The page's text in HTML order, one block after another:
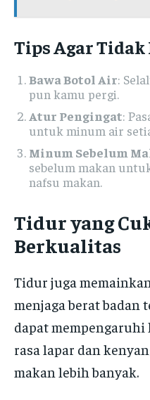
Tips Agar
Bawa Botol Air:
pun kamu pergi.
Atur Pengingat:
untuk minum air
Minum Sebelum
sebelum makan
nafsu makan.
Tidur yang
Berkualitas
Tidur juga
menjaga berat badan
dapat
rasa lapar dan
makan lebih banyak.